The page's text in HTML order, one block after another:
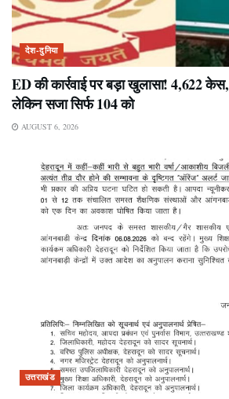
देश-दुनिया
ED की कार्रवाई पर बड़ा खुलासा! 4,622
लेकिन सजा सिर्फ 104 को
AUGUST 6, 2026
उत्तराखंड